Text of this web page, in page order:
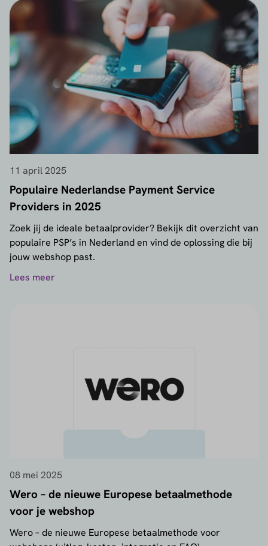
11 april 2025
Populaire Nederlandse Payment Service
Providers in 2025
Zoek jij de ideale betaalprovider? Bekijk dit overzicht van
populaire PSP’s in Nederland en vind de oplossing die bij
jouw webshop past.
Lees meer
08 mei 2025
Wero – de nieuwe Europese betaalmethode
voor je webshop
Wero – de nieuwe Europese betaalmethode voor